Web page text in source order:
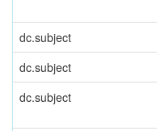
dc.subject
dc.subject
dc.subject